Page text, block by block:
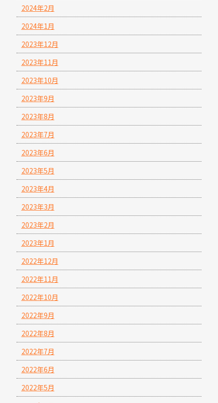
2024年2月
2024年1月
2023年12月
2023年11月
2023年10月
2023年9月
2023年8月
2023年7月
2023年6月
2023年5月
2023年4月
2023年3月
2023年2月
2023年1月
2022年12月
2022年11月
2022年10月
2022年9月
2022年8月
2022年7月
2022年6月
2022年5月